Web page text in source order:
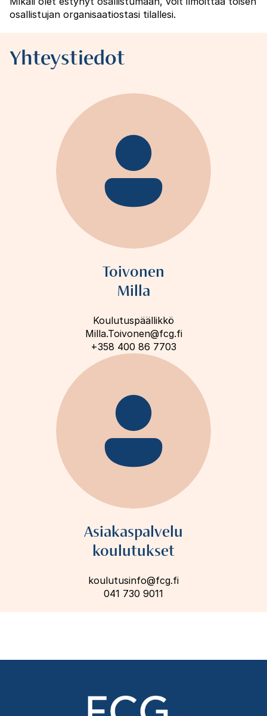
osallistujan organisaatiostasi tilallesi.
Yhteystiedot
Toivonen
Milla
Koulutuspäällikkö
Milla.Toivonen@fcg.fi
+358 400 86 7703
Asiakaspalvelu
koulutukset
koulutusinfo@fcg.fi
041 730 9011